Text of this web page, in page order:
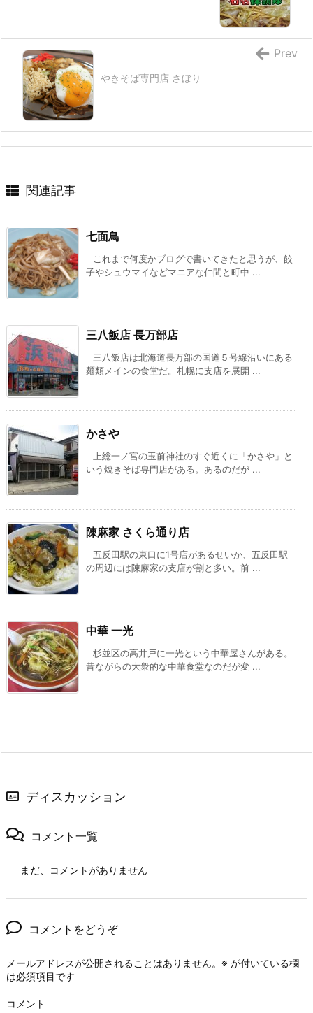
やきそば専門店 さぼり
Prev
関連記事
七面鳥
これまで何度かブログで書いてきたと思うが、餃
子やシュウマイなどマニアな仲間と町中 ...
三八飯店 長万部店
三八飯店は北海道長万部の国道５号線沿いにある
麺類メインの食堂だ。札幌に支店を展開 ...
かさや
上総一ノ宮の玉前神社のすぐ近くに「かさや」と
いう焼きそば専門店がある。あるのだが ...
陳麻家 さくら通り店
五反田駅の東口に1号店があるせいか、五反田駅
の周辺には陳麻家の支店が割と多い。前 ...
中華 一光
杉並区の高井戸に一光という中華屋さんがある。
昔ながらの大衆的な中華食堂なのだが変 ...
ディスカッション
コメント一覧
まだ、コメントがありません
コメントをどうぞ
メールアドレスが公開されることはありません。 ※ が付いている欄
は必須項目です
コメント